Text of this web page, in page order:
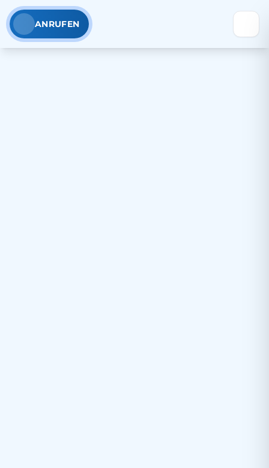
ANRUFEN